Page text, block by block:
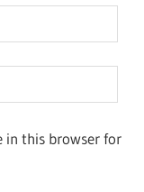
in this browser for